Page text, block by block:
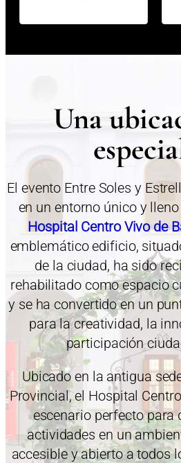
Una
El evento Entre Soles y
en un entorno único y
Hospital Centro Vivo de
emblemático edificio,
de la ciudad, ha sido
rehabilitado como espacio
y se ha convertido en un
para la creatividad, la
participación
Ubicado en la antigua
Provincial, el Hospital
escenario perfecto para
actividades en un
accesible y abierto a todos